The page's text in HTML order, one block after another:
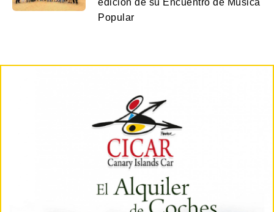
edición de su Encuentro de Música
Popular